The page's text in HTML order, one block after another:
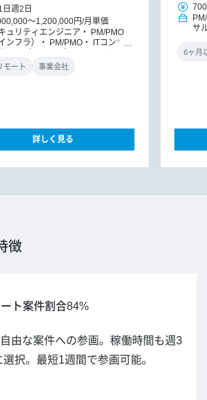
週2日
～1,200,000円/月単価
ュリティエンジニア
PM/PMO
ンフラ）
PM/PMO
ITコンサ
DXコンサルタント
モート 事業会社
詳しく見る
サ
徴
ート案件割合84%
由な案件への参画。稼働時間も週3
択。最短1週間で参画可能。